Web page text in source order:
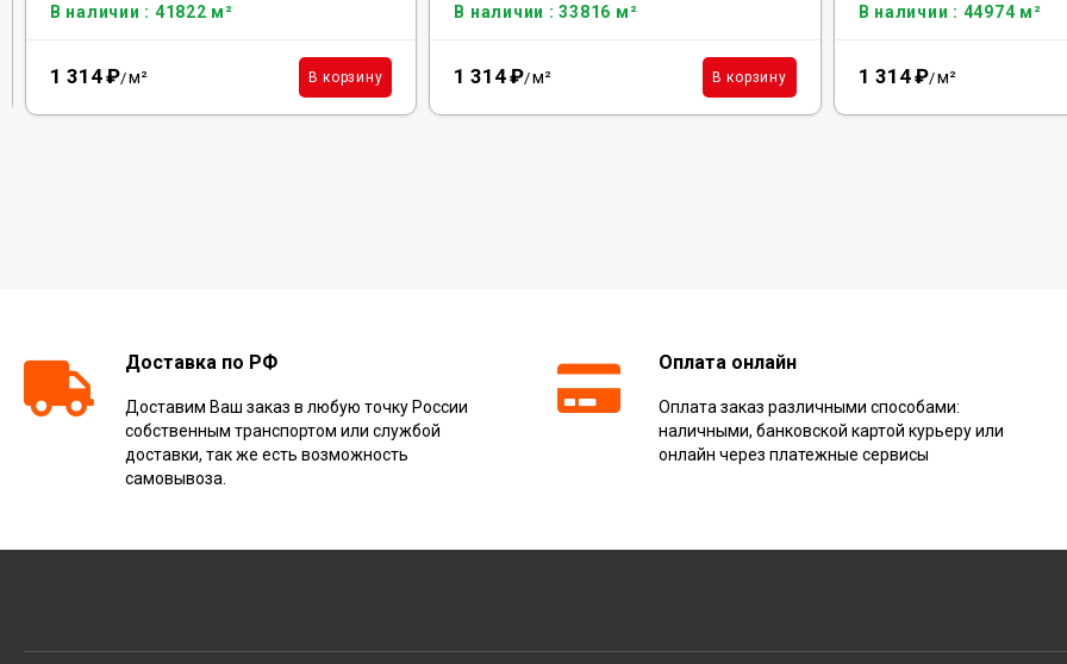
В наличии : 41822 м²
1 314₽/м² В корзину
В наличии : 33816 м²
1 314₽/м² В корзину
В наличии : 44974 м²
1 314₽/м²
Доставка по РФ
Доставим Ваш заказ в любую точку России
собственным транспортом или службой
доставки, так же есть возможность
самовывоза.
Оплата онлайн
Оплата заказ различными способами:
наличными, банковской картой курьеру или
онлайн через платежные сервисы